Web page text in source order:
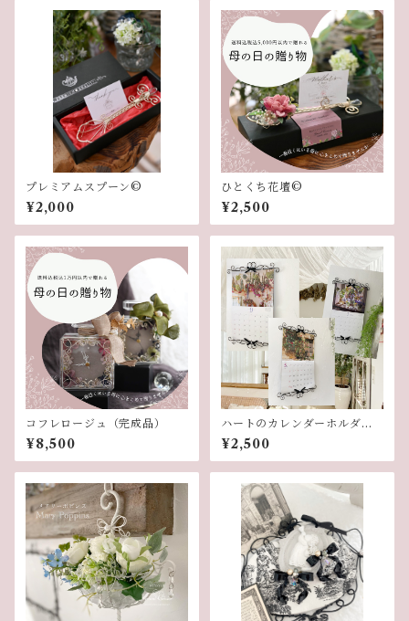
プレミアムスプーン©︎
¥2,000
ひとくち花壇©︎
¥2,500
コフレロージュ（完成品）
¥8,500
ハートのカレンダーホルダー
（単品）
¥2,500